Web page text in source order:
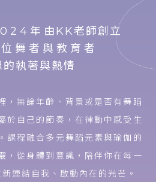
年 由KK老師創立
舞者與教育者
的執著與熱情
，無論年齡、背景或是否有舞蹈
於自己的節奏，在律動中感受生
課程融合多元舞蹈元素與瑜伽的
，從身體到意識，陪伴你在每一
連結自我、啟動內在的光芒。